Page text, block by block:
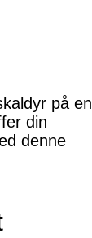
på en
din
denne